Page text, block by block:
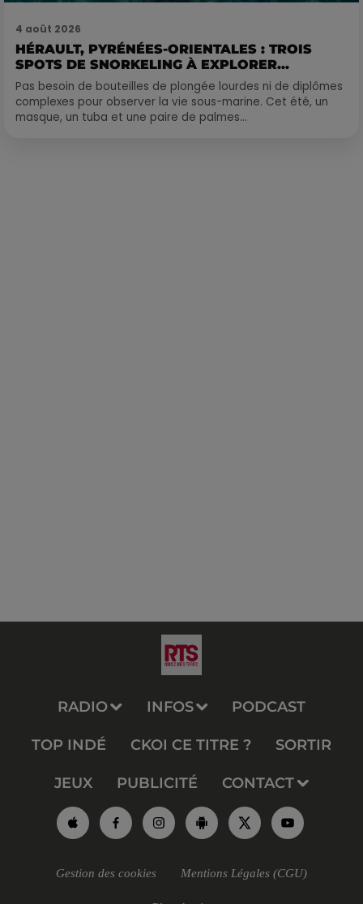
4 août 2026
HÉRAULT, PYRÉNÉES-ORIENTALES : TROIS
SPOTS DE SNORKELING À EXPLORER...
Pas besoin de bouteilles de plongée lourdes ni de diplômes
complexes pour observer la vie sous-marine. Cet été, un
masque, un tuba et une paire de palmes...
RADIO INFOS PODCAST
TOP INDÉ CKOI CE TITRE ? SORTIR
JEUX PUBLICITÉ CONTACT
Gestion des cookies Mentions Légales (CGU)